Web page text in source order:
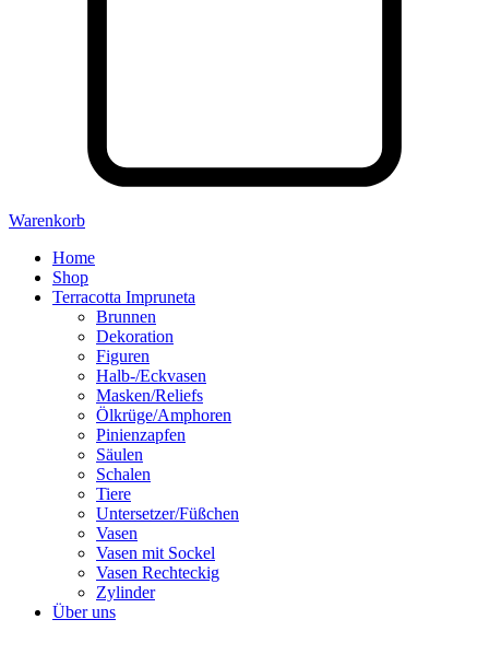
Warenkorb
Home
Shop
Terracotta Impruneta
Brunnen
Dekoration
Figuren
Halb-/Eckvasen
Masken/Reliefs
Ölkrüge/Amphoren
Pinienzapfen
Säulen
Schalen
Tiere
Untersetzer/Füßchen
Vasen
Vasen mit Sockel
Vasen Rechteckig
Zylinder
Über uns